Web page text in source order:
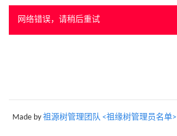
网络错误，请稍后重试
Made by 祖源树管理团队 <祖缘树管理员名单>